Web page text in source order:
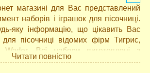
магазині для Вас представлений
наборів і іграшок для пісочниці.
яку інформацію, що цікавить Вас
для пісочниці відомих фірм Тигрис,
Wader. Всі набори виготовлені з
для здоров'я дитини матеріалів.
Читати повністю